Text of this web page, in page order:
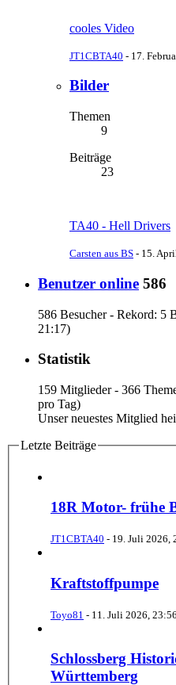
cooles Video
JT1CBTA40 - 17.
Bilder
Themen
9
Beiträge
23
TA40 - Hell Drivers
Carsten aus BS - 15.
Benutzer online 586
586 Besucher - Rekord: 5
21:17)
Statistik
159 Mitglieder - 366
pro Tag)
Unser neuestes Mitglied
Letzte Beiträge
18R Motor- frühe
JT1CBTA40 - 19. Juli 2026,
Kraftstoffpumpe
Toyo81 - 11. Juli 2026, 23:56
Schlossberg
Württemberg